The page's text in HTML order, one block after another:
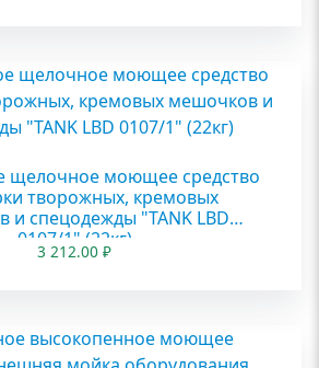
щелочное моющее средство
творожных, кремовых
и спецодежды "TANK LBD
0107/1" (22кг)
3 212.00 ₽